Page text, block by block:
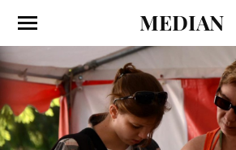
MEDIAN